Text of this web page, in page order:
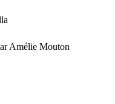
Amélie Mouton